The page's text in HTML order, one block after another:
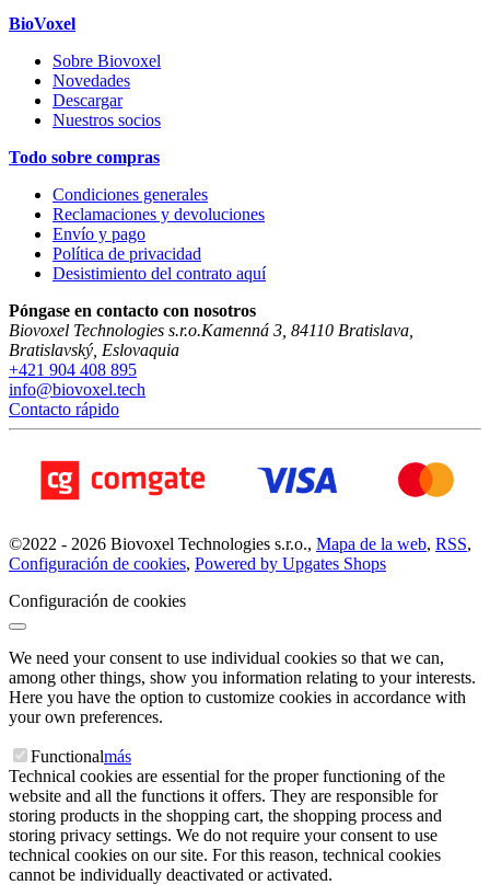
BioVoxel
Sobre Biovoxel
Novedades
Descargar
Nuestros socios
Todo sobre compras
Condiciones generales
Reclamaciones y devoluciones
Envío y pago
Política de privacidad
Desistimiento del contrato aquí
Póngase en contacto con nosotros
Biovoxel Technologies s.r.o.Kamenná 3 84110 Bratislava
Bratislavský Eslovaquia
+421 904 408 895
info@biovoxel.tech
Contacto rápido
©2022 - 2026 Biovoxel Technologies s.r.o., Mapa de la web, RSS,
Configuración de cookies, Powered by Upgates Shops
Configuración de cookies
We need your consent to use individual cookies so that we can,
among other things, show you information relating to your interests.
Here you have the option to customize cookies in accordance with
your own preferences.
Functionalmás
Technical cookies are essential for the proper functioning of the
website and all the functions it offers. They are responsible for
storing products in the shopping cart, the shopping process and
storing privacy settings. We do not require your consent to use
technical cookies on our site. For this reason, technical cookies
cannot be individually deactivated or activated.